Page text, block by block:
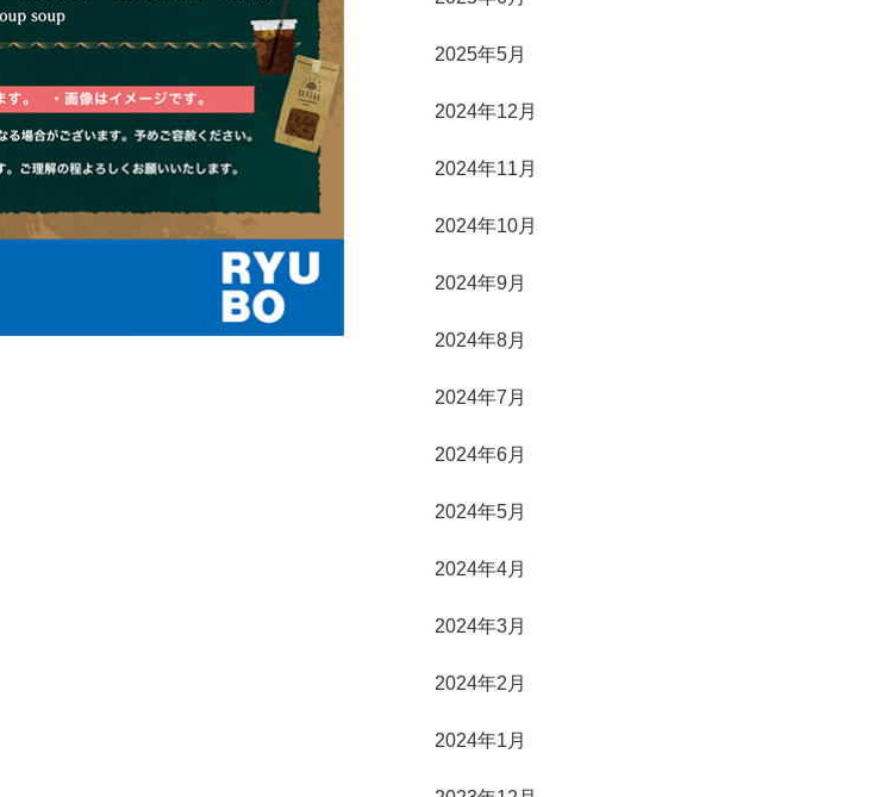
2025年5月
2024年12月
2024年11月
2024年10月
2024年9月
2024年8月
2024年7月
2024年6月
2024年5月
2024年4月
2024年3月
2024年2月
2024年1月